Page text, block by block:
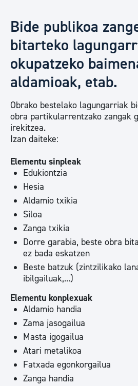
Bide publikoa
bitarteko
okupatzeko
aldamioak, etab.
Obrako bestelako lagungarriak
obra partikularrentzako zangak
irekitzea.
Izan daiteke:
Elementu sinpleak
Edukiontzia
Hesia
Aldamio txikia
Siloa
Zanga txikia
Dorre garabia, beste obra
ez bada eskatzen
Beste batzuk (zintzilikako
ibilgailuak,...)
Elementu konplexuak
Aldamio handia
Zama jasogailua
Masta igogailua
Atari metalikoa
Fatxada egonkorgailua
Zanga handia